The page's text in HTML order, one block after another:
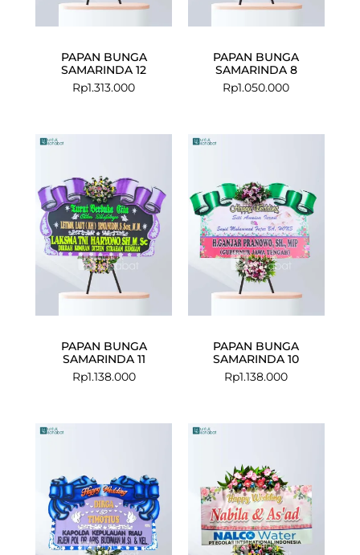
PAPAN BUNGA
SAMARINDA 12
Rp1.313.000
PAPAN BUNGA
SAMARINDA 8
Rp1.050.000
PAPAN BUNGA
SAMARINDA 11
Rp1.138.000
PAPAN BUNGA
SAMARINDA 10
Rp1.138.000